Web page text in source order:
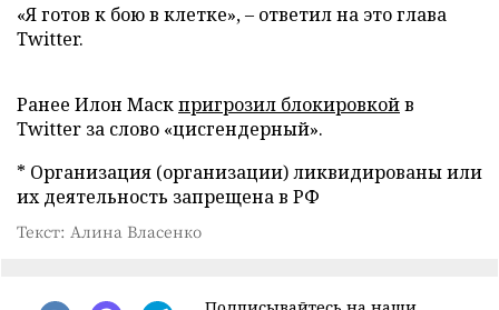
«Я готов к бою в клетке», – ответил на это глава
Twitter.
Ранее Илон Маскпригрозил блокировкойв
Twitter за слово «цисгендерный».
* Организация (организации) ликвидированы или
их деятельность запрещена в РФ
Текст: Алина Власенко